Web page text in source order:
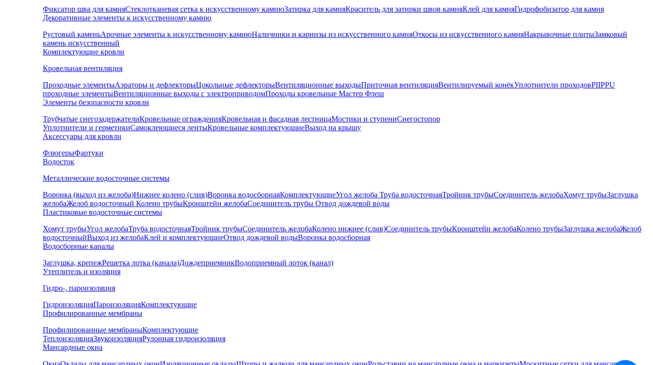
Фиксатор шва для камняСтеклотканевая сетка к искусственному камнюЗатирка для камняКраситель для затирки швов камняКлей для камняГидрофобизатор для камня
Декоративные элементы к искусственному камню
Рустовый каменьАрочные элементы к искусственному камнюНаличники и карнизы из искусственного камняОткосы из искусственного камняНакрывочные плитыЗамковый
камень искусственный
Комплектующие кровли
Кровельная вентиляция
Проходные элементыАэраторы и дефлекторыЦокольные дефлекторыВентиляционные выходыПриточная вентиляцияВентилируемый конёкУплотнители проходовPIIPPU
проходные элементыВентиляционные выходы с электроприводомПроходы кровельные Мастер Флеш
Элементы безопасности кровли
Трубчатые снегозадержателиКровельные огражденияКровельная и фасадная лестницаМостики и ступениСнегостопор
Уплотнители и герметикиСамоклеющиеся лентыКровельные комплектующиеВыход на крышу
Аксессуары для кровли
ФлюгерыФартуки
Водосток
Металлические водосточные системы
Воронка (выход из желоба)Нижнее колено (слив)Воронка водосборнаяКомплектующиеУгол желоба Труба водосточнаяТройник трубыСоединитель желобаХомут трубыЗаглушка
желобаЖелоб водосточный Колено трубыКронштейн желобаСоединитель трубы Отвод дождевой воды
Пластиковые водосточные системы
Хомут трубыУгол желобаТруба водосточнаяТройник трубыСоединитель желобаКолено нижнее (слив)Соединитель трубыКронштейн желобаКолено трубыЗаглушка желобаЖелоб
водосточныйВыход из желобаКлей и комплектующиеОтвод дождевой водыВоронка водосборная
Водосборные каналы
Заглушка, крепежРешетка лотка (канала)ДождеприемникВодоприемный лоток (канал)
Утеплитель и изоляция
Гидро-, пароизоляция
ГидроизоляцияПароизоляцияКомплектующие
Профилированные мембраны
Профилированные мембраныКомплектующие
ТеплоизоляцияЗвукоизоляцияРулонная гидроизоляция
Мансардные окна